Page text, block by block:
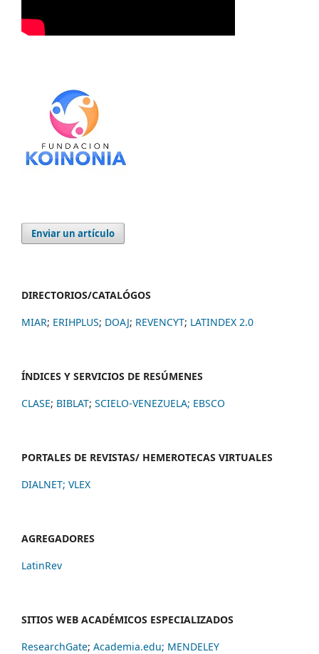
Enviar un artículo
DIRECTORIOS/CATALÓGOS
MIAR; ERIHPLUS; DOAJ; REVENCYT; LATINDEX 2.0
ÍNDICES Y SERVICIOS DE RESÚMENES
CLASE; BIBLAT; SCIELO-VENEZUELA; EBSCO
PORTALES DE REVISTAS/ HEMEROTECAS VIRTUALES
DIALNET; VLEX
AGREGADORES
LatinRev
SITIOS WEB ACADÉMICOS ESPECIALIZADOS
ResearchGate; Academia.edu; MENDELEY